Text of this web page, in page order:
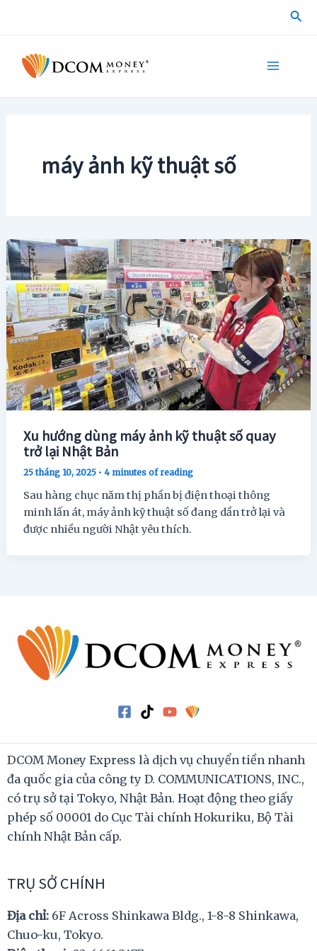
máy ảnh kỹ thuật số
Xu hướng dùng máy ảnh kỹ thuật số quay
trở lại Nhật Bản
25 tháng 10, 2025 •4 minutes of reading
Sau hàng chục năm thị phần bị điện thoại thông
minh lấn át, máy ảnh kỹ thuật số đang dần trở lại và
được nhiều người Nhật yêu thích.
DCOM Money Express là dịch vụ chuyển tiền nhanh
đa quốc gia của công ty D. COMMUNICATIONS, INC.,
có trụ sở tại Tokyo, Nhật Bản. Hoạt động theo giấy
phép số 00001 do Cục Tài chính Hokuriku, Bộ Tài
chính Nhật Bản cấp.
TRỤ SỞ CHÍNH
Địa chỉ: 6F Across Shinkawa Bldg., 1-8-8 Shinkawa,
Chuo-ku, Tokyo.